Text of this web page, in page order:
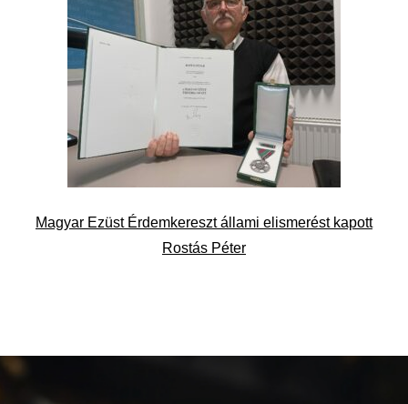
Magyar Ezüst Érdemkereszt állami elismerést kapott
Rostás Péter